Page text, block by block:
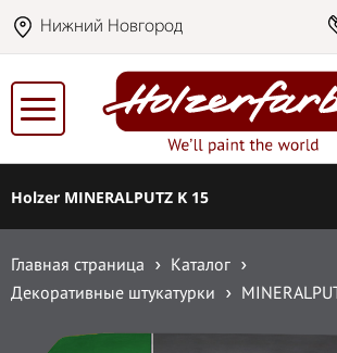
Нижний Новгород
Holzer MINERALPUTZ K 15
Главная страница
Каталог
Декоративные штукатурки